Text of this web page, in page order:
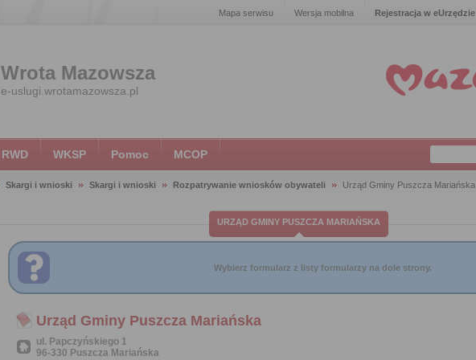
Mapa serwisu Wersja mobilna Rejestracja w eUrzędzie
Wrota Mazowsza
e-uslugi.wrotamazowsza.pl
RWD WKSP Pomoc MCOP
Skargi i wnioski Skargi i wnioski Rozpatrywanie wniosków obywateli Urząd Gminy Puszcza Mariańska
URZĄD GMINY PUSZCZA MARIAŃSKA
Wybierz formularz z listy formularzy na dole strony.
Urząd Gminy Puszcza Mariańska
ul. Papczyńskiego 1
96-330 Puszcza Mariańska